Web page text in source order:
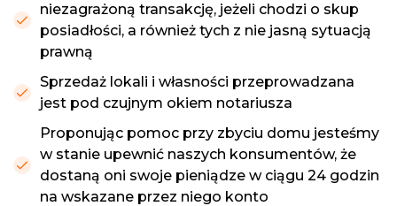
niezagrażoną transakcję, jeżeli chodzi o skup
posiadłości, a również tych z nie jasną sytuacją
prawną
Sprzedaż lokali i własności przeprowadzana
jest pod czujnym okiem notariusza
Proponując pomoc przy zbyciu domu jesteśmy
w stanie upewnić naszych konsumentów, że
dostaną oni swoje pieniądze w ciągu 24 godzin
na wskazane przez niego konto